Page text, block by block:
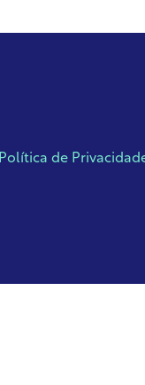
Política de